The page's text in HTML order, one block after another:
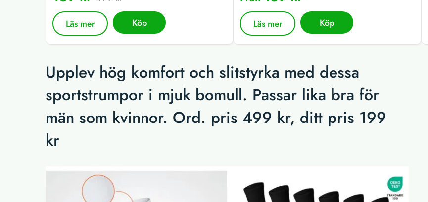
Läs mer Köp Läs mer Köp
Upplev hög komfort och slitstyrka med dessa
sportstrumpor i mjuk bomull. Passar lika bra för
män som kvinnor. Ord. pris 499 kr, ditt pris 199
kr